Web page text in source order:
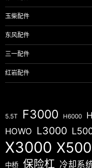
玉柴配件
东风配件
三一配件
红岩配件
5.5T F3000 H6000
HOWO L3000
X3000
中桥 保险杠 冷却系